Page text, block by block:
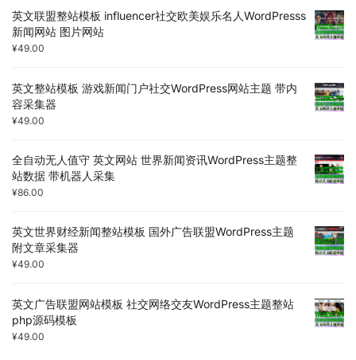
英文联盟整站模板 influencer社交欧美娱乐名人WordPresss
新闻网站 图片网站
¥49.00
英文整站模板 游戏新闻门户社交WordPress网站主题 带内
容采集器
¥49.00
全自动无人值守 英文网站 世界新闻资讯WordPress主题整
站数据 带机器人采集
¥86.00
英文世界财经新闻整站模板 国外广告联盟WordPress主题
附文章采集器
¥49.00
英文广告联盟网站模板 社交网络交友WordPress主题整站
php源码模板
¥49.00